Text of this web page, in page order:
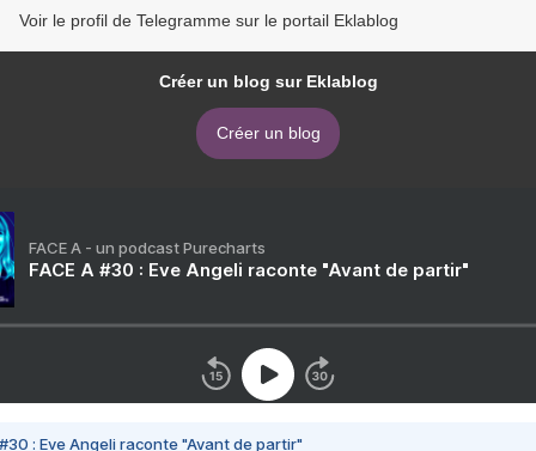
Voir le profil de Telegramme sur le portail Eklablog
Créer un blog sur Eklablog
Créer un blog
FACE A - un podcast Purecharts
FACE A #30 : Eve Angeli raconte "Avant de partir"
#30 : Eve Angeli raconte "Avant de partir"